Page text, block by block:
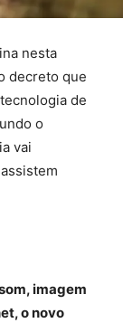
nesta
decreto que
de
o
vai
imagem
o novo